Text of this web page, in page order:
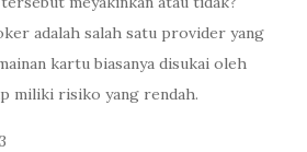
adalah salah satu provider yang
kartu biasanya disukai oleh
miliki risiko yang rendah.